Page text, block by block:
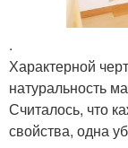
.
Характерной
натуральность
Считалось, что
свойства, одна